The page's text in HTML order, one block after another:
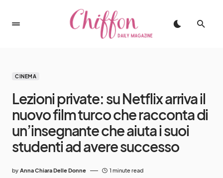
CINEMA
Lezioni private: su Netflix arriva il
nuovo film turco che racconta di
un’insegnante che aiuta i suoi
studenti ad avere successo
by Anna Chiara Delle Donne 1 minute read